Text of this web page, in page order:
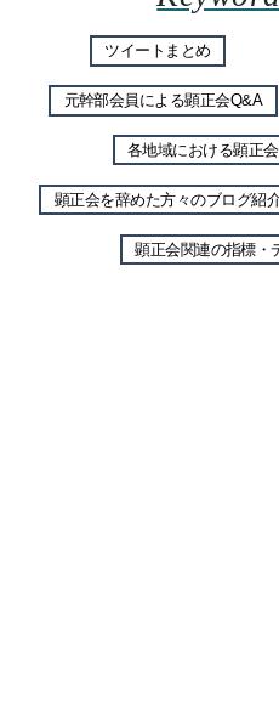
ツイートまとめ
元幹部会員による顕正会Q&A
各地域における顕正
顕正会を辞めた方々のブログ紹
顕正会関連の指標・